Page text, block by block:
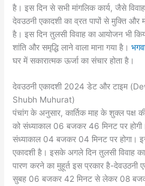
है। इस दिन से सभी मांगलिक कार्य, जैसे
देवउठनी एकादशी का व्रत पापों से मुक्ति और
है। इस दिन तुलसी विवाह का आयोजन भी
शांति और समृद्धि लाने वाला माना गया है।
घर में सकारात्मक ऊर्जा का संचार होता है।
देवउठनी एकादशी 2024 डेट और टाइम
Shubh Muhurat)
पंचांग के अनुसार, कार्तिक माह के शुक्ल पक्ष
को संध्याकाल 06 बजकर 46 मिनट पर
संध्याकाल 04 बजकर 04 मिनट पर होगा।
एकादशी है। इसके अगले दिन तुलसी विवाह का
पारण करने का मुहूर्त इस प्रकार है-देवउठनी
सुबह 06 बजकर 42 मिनट से लेकर 08